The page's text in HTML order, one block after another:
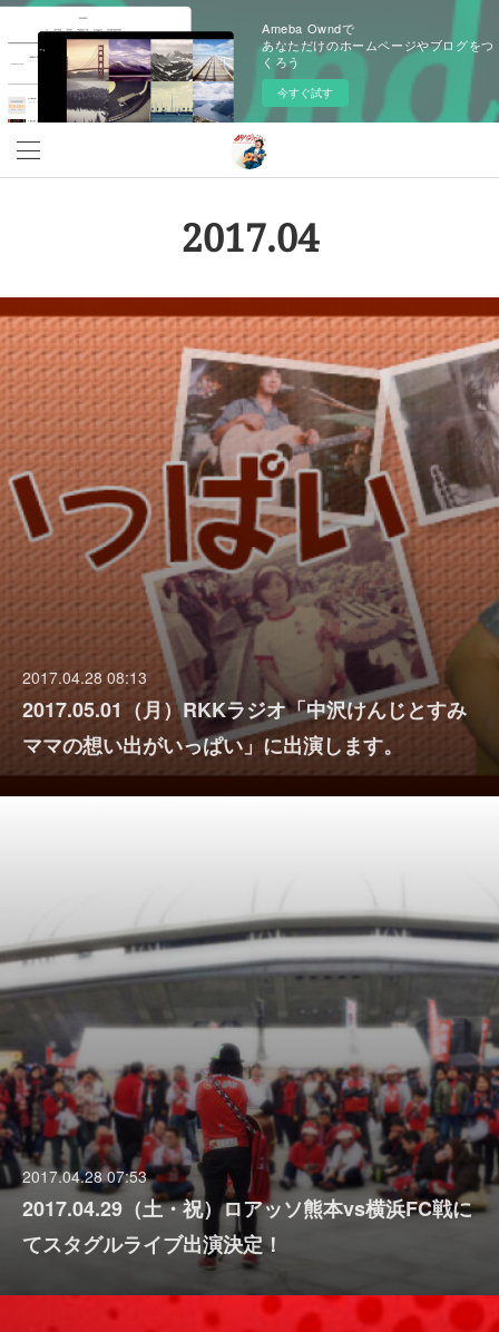
Ameba Owndで
あなただけのホームページやブログをつ
くろう
今すぐ試す
2017.04
2017.04.28 08:13
2017.05.01（月）RKKラジオ「中沢けんじとすみ
ママの想い出がいっぱい」に出演します。
2017.04.28 07:53
2017.04.29（土・祝）ロアッソ熊本vs横浜FC戦に
てスタグルライブ出演決定！